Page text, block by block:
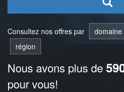
Consultez nos offres par
région
Nous avons plus de
pour vous!